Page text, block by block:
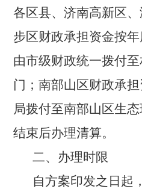
各区县、济南高新区
步区财政承担资金按
由市级财政统一拨付
门；南部山区财政承
局拨付至南部山区生
结束后办理清算。
二、办理时限
自方案印发之日起